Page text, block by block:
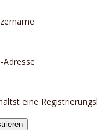
Adresse
eine